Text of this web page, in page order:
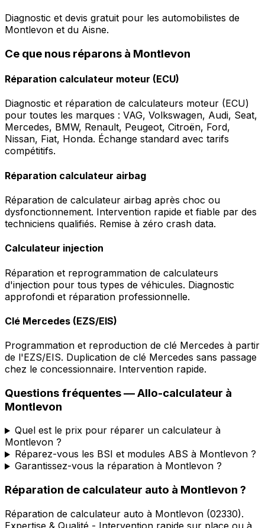
Diagnostic et devis gratuit pour les automobilistes de
Montlevon et du Aisne.
Ce que nous réparons à Montlevon
Réparation calculateur moteur (ECU)
Diagnostic et réparation de calculateurs moteur (ECU)
pour toutes les marques : VAG, Volkswagen, Audi, Seat,
Mercedes, BMW, Renault, Peugeot, Citroën, Ford,
Nissan, Fiat, Honda. Échange standard avec tarifs
compétitifs.
Réparation calculateur airbag
Réparation de calculateur airbag après choc ou
dysfonctionnement. Intervention rapide et fiable par des
techniciens qualifiés. Remise à zéro crash data.
Calculateur injection
Réparation et reprogrammation de calculateurs
d'injection pour tous types de véhicules. Diagnostic
approfondi et réparation professionnelle.
Clé Mercedes (EZS/EIS)
Programmation et reproduction de clé Mercedes à partir
de l'EZS/EIS. Duplication de clé Mercedes sans passage
chez le concessionnaire. Intervention rapide.
Questions fréquentes —Allo-calculateur à
Montlevon
Quel est le prix pour réparer un calculateur à
Montlevon ?
Réparez-vous les BSI et modules ABS à Montlevon ?
Garantissez-vous la réparation à Montlevon ?
Réparation de calculateur auto à Montlevon ?
Réparation de calculateur auto à Montlevon (02330).
Expertise & Qualité - Intervention rapide sur place ou à